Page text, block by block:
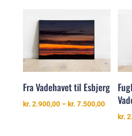
Fra Vadehavet til Esbjerg
kr. 2.900,00 – kr. 7.500,00
kr. kr.